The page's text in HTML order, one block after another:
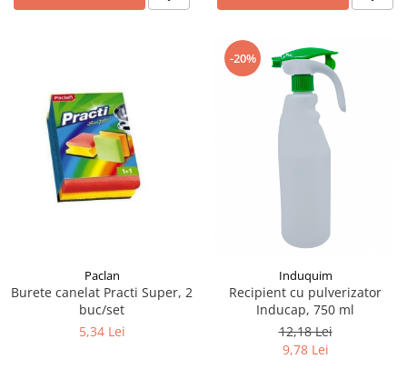
Paclan
Burete canelat Practi Super, 2
buc/set
5,34 Lei
-20%
Induquim
Recipient cu pulverizator
Inducap, 750 ml
12,18 Lei
9,78 Lei